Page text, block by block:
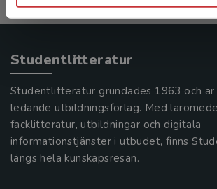
Studentlitteratur
Studentlitteratur grundades 1963 och är
ledande utbildningsförlag. Med
facklitteratur, utbildningar och digitala
informationstjänster i utbudet, finns
längs hela kunskapsresan.